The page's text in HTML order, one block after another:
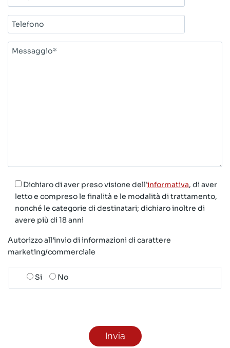
mail*
Telefono
Messaggio*
Dichiaro di aver preso visione dell’informativa, di aver
letto e compreso le finalità e le modalità di trattamento,
nonché le categorie di destinatari; dichiaro inoltre di
avere più di 18 anni
Autorizzo all’invio di informazioni di carattere
marketing/commerciale
Scelta
invio
Si No